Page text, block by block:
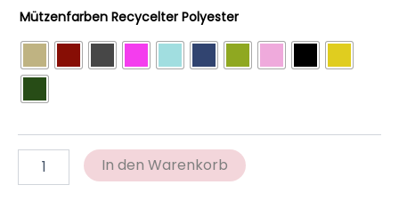
Mützenfarben Recycelter Polyester
In den Warenkorb